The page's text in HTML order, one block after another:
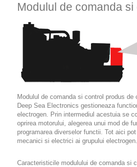
Modulul de comanda si
Modulul de comanda si control produs de
Deep Sea Electronics gestioneaza
electrogen. Prin intermediul acestuia se
oprirea motorului, alegerea unui mod de
programarea diverselor functii. Tot aici
mecanici si electrici ai grupului electrogen.
Caracteristicile modulului de comanda si